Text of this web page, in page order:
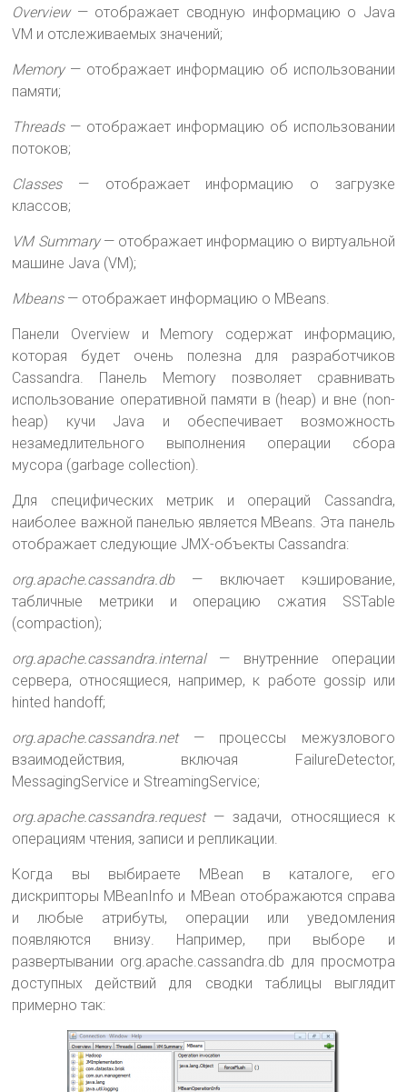
Overview— отображает сводную информацию о Java
VM и отслеживаемых значений;
Memory— отображает информацию об использовании
памяти;
Threads— отображает информацию об использовании
потоков;
Classes— отображает информацию о загрузке
классов;
VM Summary— отображает информацию о виртуальной
машине Java (VM);
Mbeans— отображает информацию о MBeans.
Панели Overview и Memory содержат информацию,
которая будет очень полезна для разработчиков
Cassandra. Панель Memory позволяет сравнивать
использование оперативной памяти в (heap) и вне (non-
heap) кучи Java и обеспечивает возможность
незамедлительного выполнения операции сбора
мусора (garbage collection).
Для специфических метрик и операций Cassandra,
наиболее важной панелью является MBeans. Эта панель
отображает следующие JMX-объекты Cassandra:
org.apache.cassandra.db— включает кэширование,
табличные метрики и операцию сжатия SSTable
(compaction);
org.apache.cassandra.internal— внутренние операции
сервера, относящиеся, например, к работе gossip или
hinted handoff;
org.apache.cassandra.net— процессы межузлового
взаимодействия, включая FailureDetector,
MessagingService и StreamingService;
org.apache.cassandra.request— задачи, относящиеся к
операциям чтения, записи и репликации.
Когда вы выбираете MBean в каталоге, его
дискрипторы MBeanInfo и MBean отображаются справа
и любые атрибуты, операции или уведомления
появляются внизу. Например, при выборе и
развертывании org.apache.cassandra.db для просмотра
доступных действий для сводки таблицы выглядит
примерно так: